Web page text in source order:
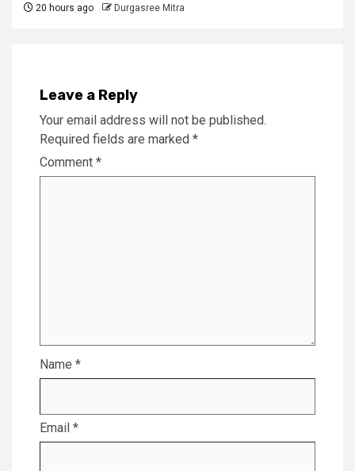
20 hours ago Durgasree Mitra
Leave a Reply
Your email address will not be published.
Required fields are marked *
Comment *
Name *
Email *